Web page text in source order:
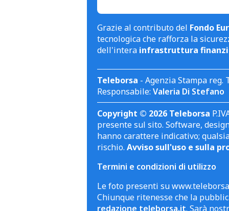
Grazie al contributo del Fondo
tecnologica che rafforza la
dell'intera infrastruttura
Teleborsa - Agenzia Stampa
Responsabile: Valeria Di Stefano
Copyright © 2026 Teleborsa
presente sul sito. Software,
hanno carattere indicativo;
rischio. Avviso sull'uso e sulla
Termini e condizioni di utilizzo
Le foto presenti su
Chiunque ritenesse che la
redazione teleborsa.it. Sarà